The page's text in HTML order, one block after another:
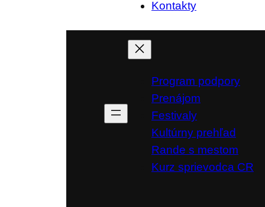
Kontakty
Program podpory
Prenájom
Festivaly
Kultúrny prehľad
Rande s mestom
Kurz sprievodca CR